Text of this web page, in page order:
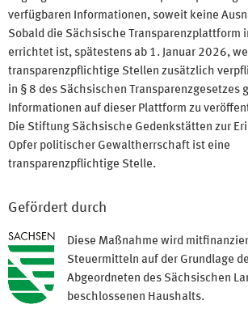
verfügbaren Informationen, soweit keine
Sobald die Sächsische Transparenzplattform
errichtet ist, spätestens ab 1. Januar 2026,
transparenzpflichtige Stellen zusätzlich
in § 8 des Sächsischen Transparenzgesetzes
Informationen auf dieser Plattform zu
Die Stiftung Sächsische Gedenkstätten zur
Opfer politischer Gewaltherrschaft ist eine
transparenzpflichtige Stelle.
Gefördert durch
Diese Maßnahme wird
Steuermitteln auf der Grundlage
Abgeordneten des Sächsischen
beschlossenen Haushalts.